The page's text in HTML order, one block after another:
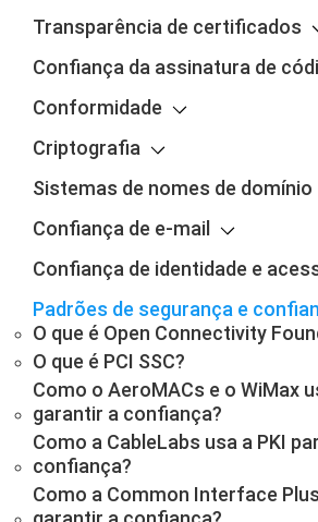
Transparência de certificados
Confiança da assinatura de
Conformidade
Criptografia
Sistemas de nomes de domínio
Confiança de e-mail
Confiança de identidade e
Padrões de segurança e
O que é Open Connectivity
O que é PCI SSC?
Como o AeroMACs e o WiMax
garantir a confiança?
Como a CableLabs usa a PKI
confiança?
Como a Common Interface